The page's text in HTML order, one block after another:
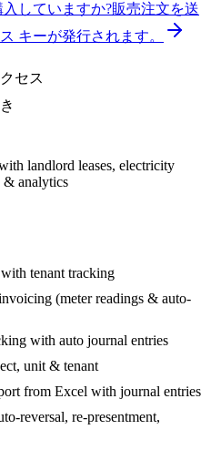
入していますか?販売注文を送
キーが発行されます。
セス
landlord leases, electricity
& analytics
tenant tracking
(meter readings & auto-
with auto journal entries
unit & tenant
from Excel with journal entries
reversal, re-presentment,